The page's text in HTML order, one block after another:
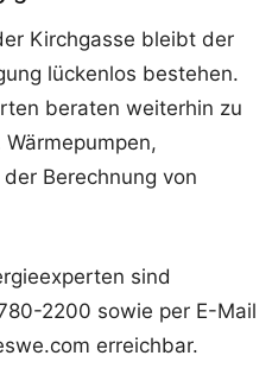
Kirchgasse bleibt der
lückenlos bestehen.
beraten weiterhin zu
Berechnung von
sind
2200 sowie per E-Mail
erreichbar.